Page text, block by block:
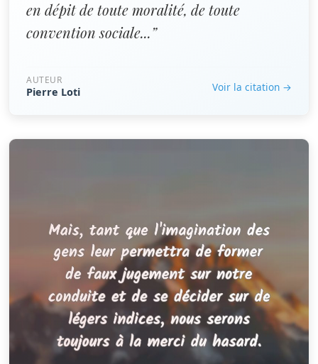
en dépit de toute moralité, de toute
convention sociale...”
AUTEUR
Pierre Loti Voir la citation →